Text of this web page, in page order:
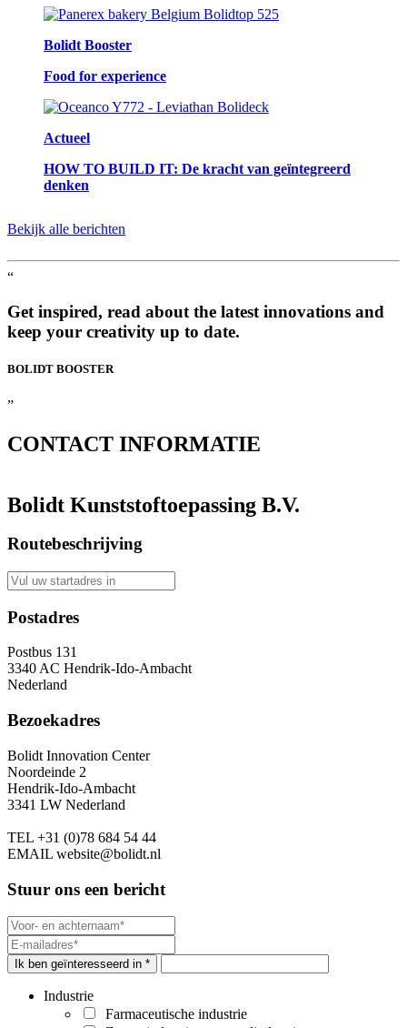
Bolidt Booster
Food for experience
Actueel
HOW TO BUILD IT: De kracht van geïntegreerd
denken
Bekijk alle berichten
“
Get inspired, read about the latest innovations and
keep your creativity up to date.
BOLIDT BOOSTER
”
CONTACT INFORMATIE
Bolidt Kunststoftoepassing B.V.
Routebeschrijving
Postadres
Postbus 131
3340 AC Hendrik-Ido-Ambacht
Nederland
Bezoekadres
Bolidt Innovation Center
Noordeinde 2
Hendrik-Ido-Ambacht
3341 LW Nederland
TEL +31 (0)78 684 54 44
EMAIL website@bolidt.nl
Stuur ons een bericht
Ik ben geïnteresseerd in *
Industrie
Farmaceutische industrie